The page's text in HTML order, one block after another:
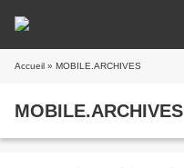
Accueil » MOBILE.ARCHIVES
MOBILE.ARCHIVES